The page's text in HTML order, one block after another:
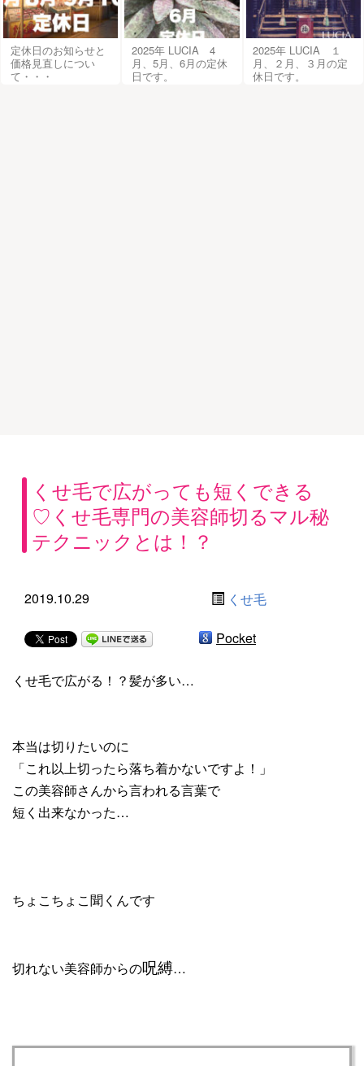
定休日のお知らせと
価格見直しについ
て・・・
2025年 LUCIA 4
月、5月、6月の定休
日です。
2025年 LUCIA １
月、２月、３月の定
休日です。
くせ毛で広がっても短くできる
♡くせ毛専門の美容師切るマル秘
テクニックとは！？
2019.10.29 くせ毛
Pocket
くせ毛で広がる！？髪が多い…
本当は切りたいのに
「これ以上切ったら落ち着かないですよ！」
この美容師さんから言われる言葉で
短く出来なかった…
ちょこちょこ聞くんです
切れない美容師からの呪縛…